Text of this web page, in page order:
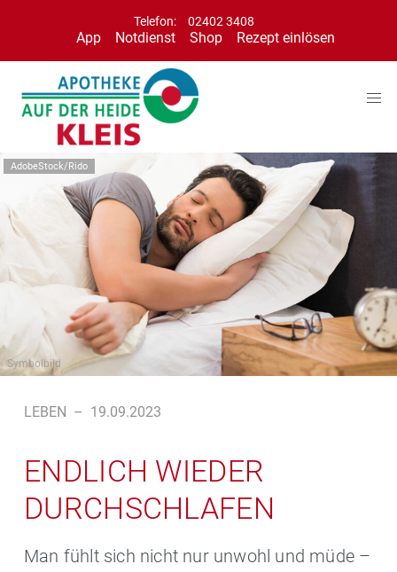
Telefon: 02402 3408
App Notdienst Shop Rezept einlösen
AdobeStock/Rido
Symbolbild
LEBEN – 19.09.2023
ENDLICH WIEDER
DURCHSCHLAFEN
Man fühlt sich nicht nur unwohl und müde –